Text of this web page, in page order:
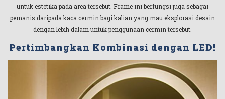
untuk estetika pada area tersebut. Frame ini berfungsi juga sebagai
pemanis daripada kaca cermin bagi kalian yang mau eksplorasi desain
dengan lebih dalam untuk penggunaan cermin tersebut.
Pertimbangkan Kombinasi dengan LED!